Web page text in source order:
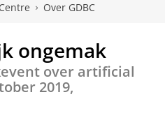
Over GDBC
ongemak
over artificial
2019,